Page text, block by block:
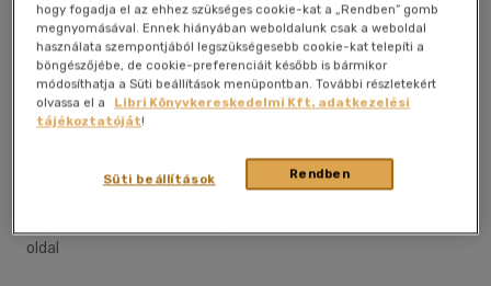
oldal
hogy fogadja el az ehhez szükséges cookie-kat a „Rendben” gomb
megnyomásával. Ennek hiányában weboldalunk csak a weboldal
használata szempontjából legszükségesebb cookie-kat telepíti a
böngészőjébe, de cookie-preferenciáit később is bármikor
módosíthatja a Süti beállítások menüpontban. További részletekért
olvassa el a
Libri Könyvkereskedelmi Kft. adatkezelési
tájékoztatóját!
Rendben
Süti beállítások